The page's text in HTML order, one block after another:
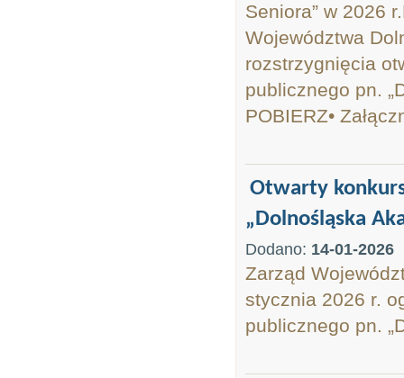
Seniora” w 2026
Województwa
rozstrzygnięcia
publicznego pn.
POBIERZ•
Otwarty
„Dolnośląska
Dodano: 14-01-2026
Zarząd
stycznia 2026 r.
publicznego pn.